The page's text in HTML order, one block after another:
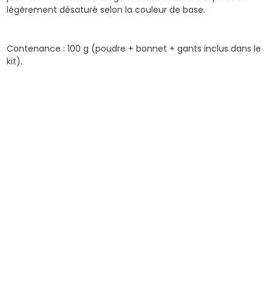
légèrement désaturé selon la couleur de base.
Contenance : 100 g (poudre + bonnet + gants inclus dans le
kit).